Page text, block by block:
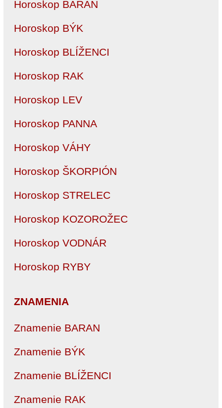
Horoskop BARAN
Horoskop BÝK
Horoskop BLÍŽENCI
Horoskop RAK
Horoskop LEV
Horoskop PANNA
Horoskop VÁHY
Horoskop ŠKORPIÓN
Horoskop STRELEC
Horoskop KOZOROŽEC
Horoskop VODNÁR
Horoskop RYBY
ZNAMENIA
Znamenie BARAN
Znamenie BÝK
Znamenie BLÍŽENCI
Znamenie RAK